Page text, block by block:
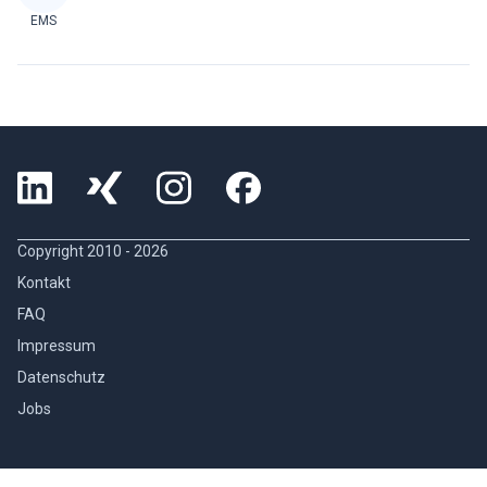
EMS
Copyright 2010 - 2026
Kontakt
FAQ
Impressum
Datenschutz
Jobs